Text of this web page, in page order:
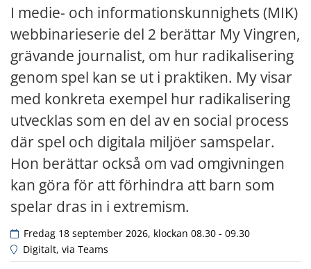
I medie- och informationskunnighets (MIK)
webbinarieserie del 2 berättar My Vingren,
grävande journalist, om hur radikalisering
genom spel kan se ut i praktiken. My visar
med konkreta exempel hur radikalisering
utvecklas som en del av en social process
där spel och digitala miljöer samspelar.
Hon berättar också om vad omgivningen
kan göra för att förhindra att barn som
spelar dras in i extremism.
Fredag 18 september 2026, klockan 08.30 - 09.30
Digitalt, via Teams